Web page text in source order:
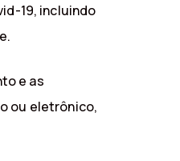
19, incluindo
e as
ou eletrônico,